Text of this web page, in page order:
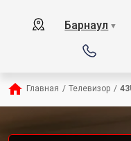
Барнаул ▼
Главная / Телевизор /